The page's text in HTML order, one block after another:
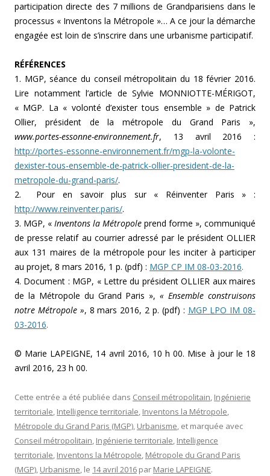
participation directe des 7 millions de Grandparisiens dans le
processus « Inventons la Métropole »… A ce jour la démarche
engagée est loin de s’inscrire dans une urbanisme participatif.
RÉFÉRENCES
1. MGP, séance du conseil métropolitain du 18 février 2016.
Lire notamment l’article de Sylvie MONNIOTTE-MÉRIGOT,
« MGP. La « volonté d’exister tous ensemble » de Patrick
Ollier, président de la métropole du Grand Paris »,
www.portes-essonne-environnement.fr, 13 avril 2016 :
http://portes-essonne-environnement.fr/mgp-la-volonte-
dexister-tous-ensemble-de-patrick-ollier-president-de-la-
metropole-du-grand-paris/.
2. Pour en savoir plus sur « Réinventer Paris » :
http://www.reinventer.paris/.
3. MGP, « Inventons la Métropole prend forme », communiqué
de presse relatif au courrier adressé par le président OLLIER
aux 131 maires de la métropole pour les inciter à participer
au projet, 8 mars 2016, 1 p. (pdf) : MGP CP IM 08-03-2016.
4. Document : MGP, « Lettre du président OLLIER aux maires
de la Métropole du Grand Paris »,« Ensemble construisons
notre Métropole », 8 mars 2016, 2 p. (pdf) : MGP LPO IM 08-
03-2016.
© Marie LAPEIGNE, 14 avril 2016, 10 h 00. Mise à jour le 18
avril 2016, 23 h 00.
Cette entrée a été publiée dans Conseil métropolitain, Ingénierie
territoriale, Intelligence territoriale, Inventons la Métropole,
Métropole du Grand Paris (MGP), Urbanisme, et marquée avec
Conseil métropolitain, Ingénierie territoriale, Intelligence
territoriale, Inventons la Métropole, Métropole du Grand Paris
(MGP), Urbanisme, le 14 avril 2016 par Marie LAPEIGNE.